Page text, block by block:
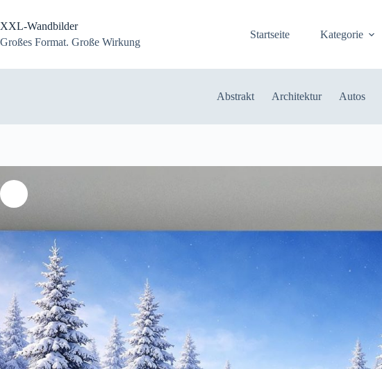
springen
XXL-Wandbilder
Großes Format. Große Wirkung
Startseite Kategorie
Abstrakt Architektur Autos